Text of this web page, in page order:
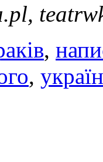
,
,